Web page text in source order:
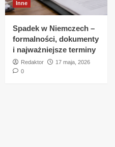
Inne
Spadek w Niemczech –
formalności, dokumenty
i najważniejsze terminy
Redaktor
17 maja, 2026
0